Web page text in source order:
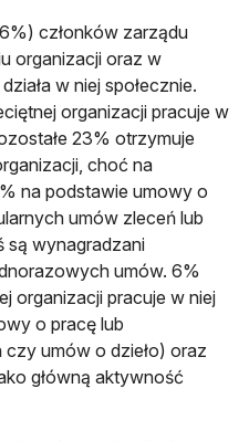
członków zarządu
organizacji oraz w
w niej społecznie.
organizacji pracuje w
23% otrzymuje
choć na
na podstawie umowy o
umów zleceń lub
są wynagradzani
umów. 6%
organizacji pracuje w niej
o pracę lub
umów o dzieło) oraz
główną aktywność